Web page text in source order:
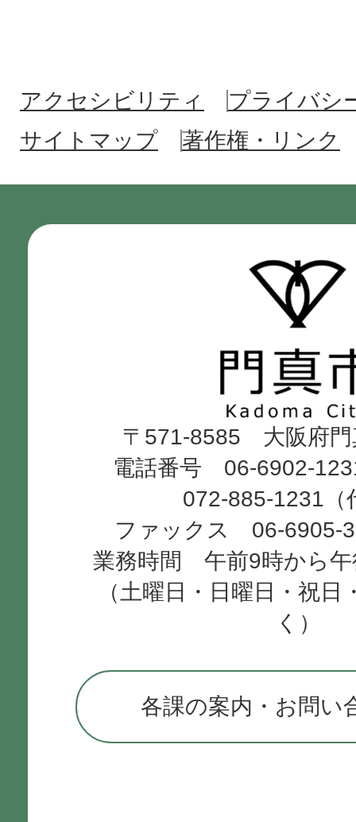
アクセシビリティ
プライバシ
サイトマップ
著作権・リンク
市
Kadoma
City
〒571-8585 大阪府門
電話番号 06-6902-
072-885-1231（
ファックス 06-6905-
業務時間 午前9時から午
（土曜日・日曜日・祝日
く）
各課の案内・お問い